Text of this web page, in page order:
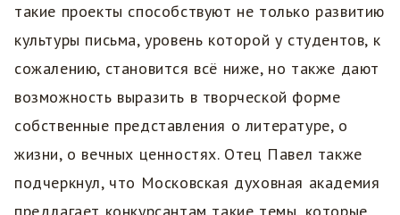
такие проекты способствуют не только развитию
культуры письма, уровень которой у студентов, к
сожалению, становится всё ниже, но также дают
возможность выразить в творческой форме
собственные представления о литературе, о
жизни, о вечных ценностях. Отец Павел также
подчеркнул, что Московская духовная академия